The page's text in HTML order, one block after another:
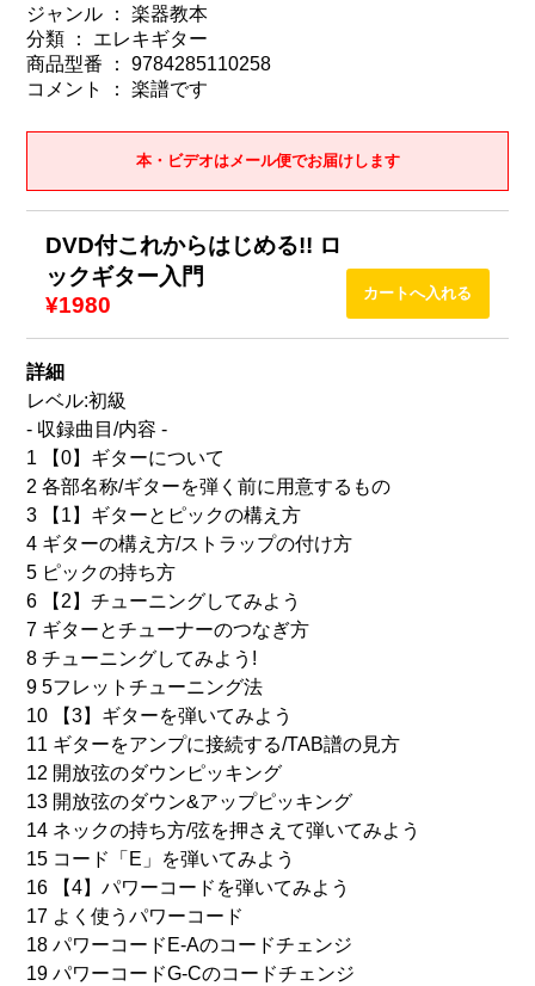
ジャンル ： 楽器教本
分類 ： エレキギター
商品型番 ： 9784285110258
コメント ： 楽譜です
本・ビデオはメール便でお届けします
DVD付これからはじめる!! ロ
ックギター入門
¥1980
詳細
レベル:初級
- 収録曲目/内容 -
1 【0】ギターについて
2 各部名称/ギターを弾く前に用意するもの
3 【1】ギターとピックの構え方
4 ギターの構え方/ストラップの付け方
5 ピックの持ち方
6 【2】チューニングしてみよう
7 ギターとチューナーのつなぎ方
8 チューニングしてみよう!
9 5フレットチューニング法
10 【3】ギターを弾いてみよう
11 ギターをアンプに接続する/TAB譜の見方
12 開放弦のダウンピッキング
13 開放弦のダウン&アップピッキング
14 ネックの持ち方/弦を押さえて弾いてみよう
15 コード「E」を弾いてみよう
16 【4】パワーコードを弾いてみよう
17 よく使うパワーコード
18 パワーコードE-Aのコードチェンジ
19 パワーコードG-Cのコードチェンジ